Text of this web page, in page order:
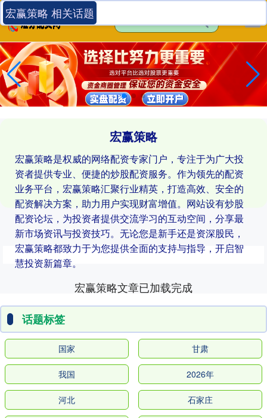
宏赢策略
宏赢策略是权威的网络配资专家门户，专注于为广大投
资者提供专业、便捷的炒股配资服务。作为领先的配资
业务平台，宏赢策略汇聚行业精英，打造高效、安全的
配资解决方案，助力用户实现财富增值。网站设有炒股
配资论坛，为投资者提供交流学习的互动空间，分享最
新市场资讯与投资技巧。无论您是新手还是资深股民，
宏赢策略都致力于为您提供全面的支持与指导，开启智
慧投资新篇章。
宏赢策略 相关话题
宏赢策略文章已加载完成
话题标签
国家 甘肃
我国 2026年
河北 石家庄